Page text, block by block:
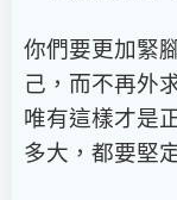
你們要更加緊
己，而不再外
唯有這樣才是
多大，都要堅